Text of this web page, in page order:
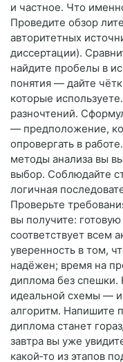
и частное. Что
Проведите обзор
авторитетных
диссертации).
найдите пробелы в
понятия — дайте
которые
разночтений.
— предположение,
опровергать в
методы анализа вы
выбор. Соблюдайте
логичная
Проверьте
вы получите:
соответствует всем
уверенность в том,
надёжен; время на
диплома без спешки.
идеальной схемы —
алгоритм. Напишите
диплома станет
завтра вы уже
какой‑то из этапов